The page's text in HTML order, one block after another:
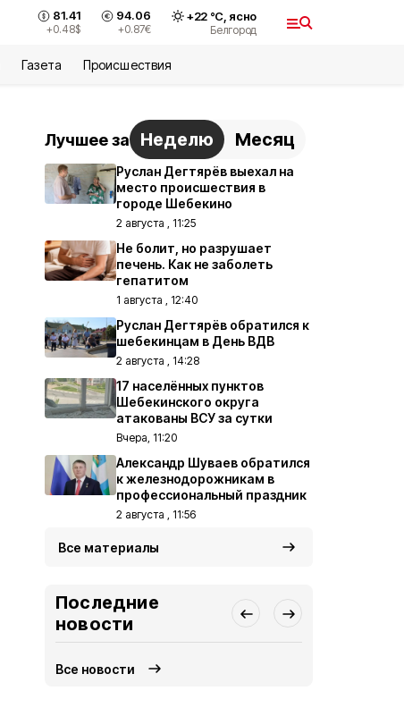
81.41
+0.48$
94.06
+0.87€
+22°С, ясно
Белгород
Газета Происшествия
Лучшее за Неделю Месяц
Руслан Дегтярёв выехал на
место происшествия в
городе Шебекино
2 августа , 11:25
Не болит, но разрушает
печень. Как не заболеть
гепатитом
1 августа , 12:40
Руслан Дегтярёв обратился к
шебекинцам в День ВДВ
2 августа , 14:28
17 населённых пунктов
Шебекинского округа
атакованы ВСУ за сутки
Вчера, 11:20
Александр Шуваев обратился
к железнодорожникам в
профессиональный праздник
2 августа , 11:56
Все материалы
Последние
новости
Все новости